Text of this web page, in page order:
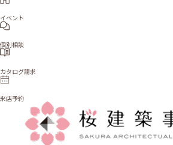
イベント
個別相談
カタログ請求
来店予約